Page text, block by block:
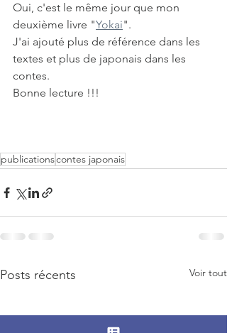
Oui, c'est le même jour que mon
deuxième livre "Yokai".
J'ai ajouté plus de référence dans les
textes et plus de japonais dans les
contes.
Bonne lecture !!!
publicationscontes japonais
Posts récents Voir tout